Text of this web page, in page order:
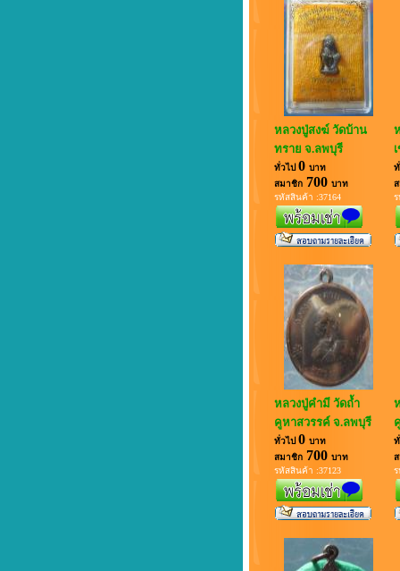
หลวงปู่สงฆ์ วัดบ้าน
ทราย จ.ลพบุรี
ทั่วไป 0 บาท
สมาชิก 700 บาท
รหัสสินค้า :37164
หลวงปู่คำมี วัดถ้ำ
คูหาสวรรค์ จ.ลพบุรี
ทั่วไป 0 บาท
สมาชิก 700 บาท
รหัสสินค้า :37123